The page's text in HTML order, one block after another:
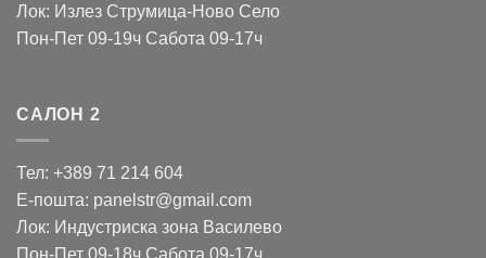
Лок: Излез Струмица-Ново Село
Пон-Пет 09-19ч Сабота 09-17ч
САЛОН 2
Тел: +389 71 214 604
Е-пошта: panelstr@gmail.com
Лок: Индустриска зона Василево